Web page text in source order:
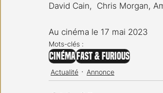
David Cain,  Chris Morgan,
Au cinéma le 17 mai 2023
Mots-clés :
Cinéma Fast & Furious
Actualité Annonce